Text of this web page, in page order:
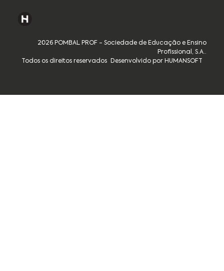
2026 POMBAL PROF - Sociedade de Educação e Ensino
Profissional, S.A..
Todos os direitos reservados
Desenvolvido por HUMANSOFT